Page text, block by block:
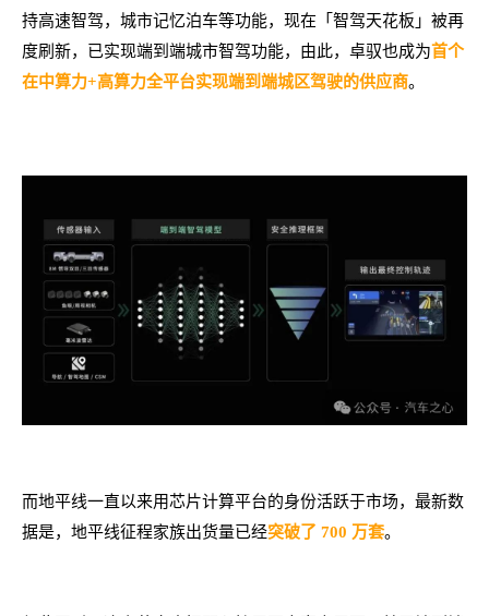
持高速智驾，城市记忆泊车等功能，现在「智驾天花板」被再
度刷新，已实现端到端城市智驾功能，由此，卓驭也成为首个
在中算力+高算力全平台实现端到端城区驾驶的供应商。
而地平线一直以来用芯片计算平台的身份活跃于市场，最新数
据是，地平线征程家族出货量已经突破了 700 万套。